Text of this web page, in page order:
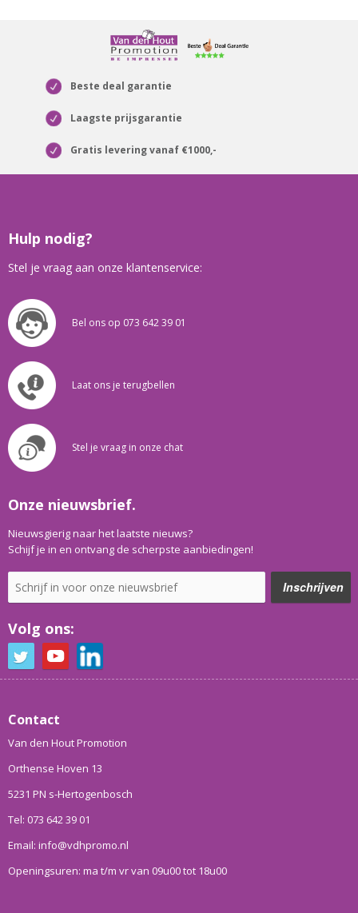
Beste deal garantie
Laagste prijsgarantie
Gratis levering vanaf €1000,-
Hulp nodig?
Stel je vraag aan onze klantenservice:
Bel ons op 073 642 39 01
Laat ons je terugbellen
Stel je vraag in onze chat
Onze nieuwsbrief.
Nieuwsgierig naar het laatste nieuws?
Schijf je in en ontvang de scherpste aanbiedingen!
Volg ons:
Contact
Van den Hout Promotion
Orthense Hoven 13
5231 PN s-Hertogenbosch
Tel: 073 642 39 01
Email: info@vdhpromo.nl
Openingsuren: ma t/m vr van 09u00 tot 18u00